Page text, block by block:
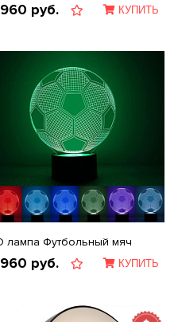
руб. КУПИТЬ
лампа Футбольный мяч
руб. КУПИТЬ